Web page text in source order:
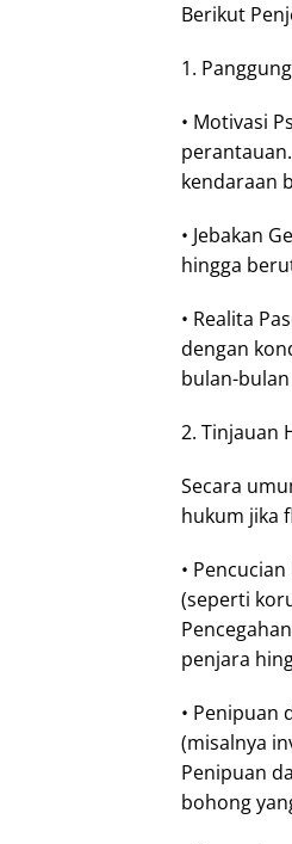
Berikut
1.
• Motivasi
kendaraan
• Jebakan
hingga
• Realita
dengan
bulan-
2. Tinjauan
Secara
hukum jika
•
(seperti
penjara
• Penipuan
(misalnya
Penipuan
bohong